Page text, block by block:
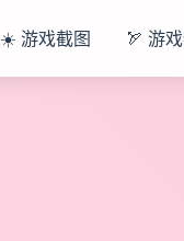
☀️ 游戏截图 🏹 游